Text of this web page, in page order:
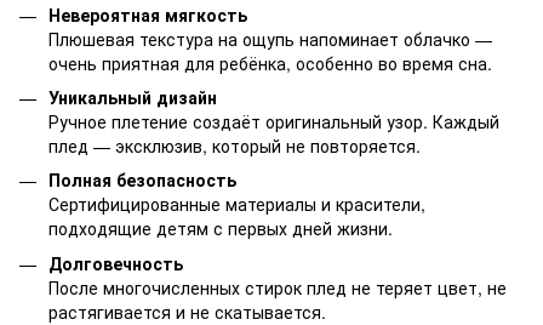
Невероятная мягкость
Плюшевая текстура на ощупь напоминает облачко —
очень приятная для ребёнка, особенно во время сна.
Уникальный дизайн
Ручное плетение создаёт оригинальный узор. Каждый
плед — эксклюзив, который не повторяется.
Полная безопасность
Сертифицированные материалы и красители,
подходящие детям с первых дней жизни.
Долговечность
После многочисленных стирок плед не теряет цвет, не
растягивается и не скатывается.